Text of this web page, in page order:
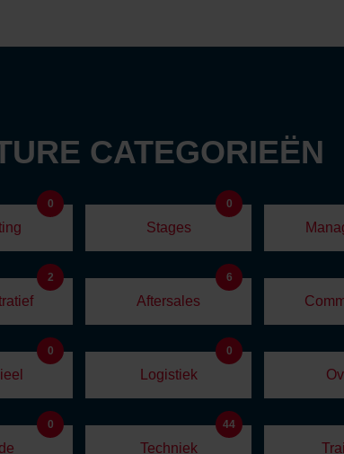
CATEGORIEËN
0
Stages
0
2
Aftersales
6
0
Logistiek
0
0
Techniek
44